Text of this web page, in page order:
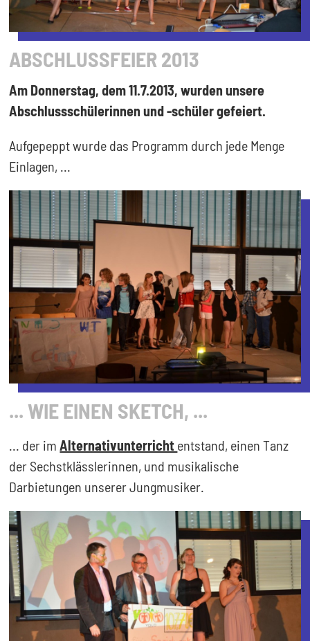
ABSCHLUSSFEIER 2013
Am Donnerstag, dem 11.7.2013, wurden unsere
Abschlussschülerinnen und -schüler gefeiert.
Aufgepeppt wurde das Programm durch jede Menge
Einlagen, ...
... WIE EINEN SKETCH, ...
... der imAlternativunterricht entstand, einen Tanz
der Sechstklässlerinnen, und musikalische
Darbietungen unserer Jungmusiker.